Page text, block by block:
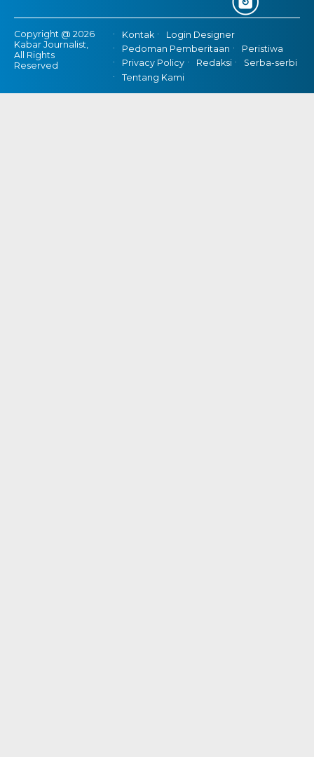
Copyright @ 2026
Kabar Journalist,
All Rights
Reserved
Kontak
Login Designer
Pedoman Pemberitaan
Peristiwa
Privacy Policy
Redaksi
Serba-serbi
Tentang Kami